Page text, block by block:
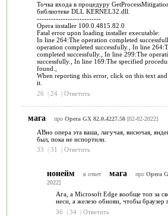
Точка входа в процедуру
библиотеке DLL KERNEL32.dll.
---------------------------
Opera installer 100.0.4815.82.0
Fatal error upon loading installer executable:
In line 264:The operation completed
operation completed successfully., In line
completed successfully., In line 299:The
successfully., In line 169:The specified
found.,
When reporting this error, click on this text
it.
26
| 24 | Ответить
мага про Opera GX 82.0.4227.50[02-02-2022]
АВно опера эта ваша, лагучая, висючая,
был, пока не испортили.
33
31 Ответить
нонейм в ответ мага про Opera
2022]
Ага, а Microsoft Edge вообще топ за
неси, а железо обнови, чтобы браузер
36
| 34 | Ответить